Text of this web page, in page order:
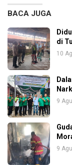
BACA JUGA
di
10
9
9